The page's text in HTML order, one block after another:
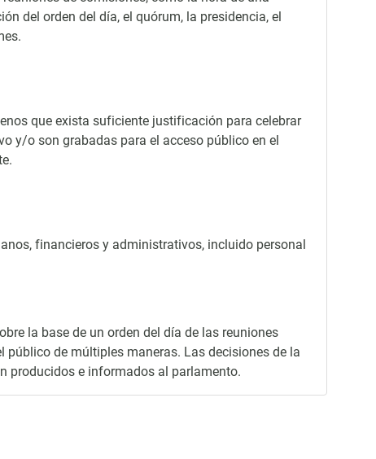
del orden del día, el quórum, la presidencia, el
que exista suficiente justificación para celebrar
y/o son grabadas para el acceso público en el
financieros y administrativos, incluido personal
la base de un orden del día de las reuniones
de múltiples maneras. Las decisiones de la
producidos e informados al parlamento.